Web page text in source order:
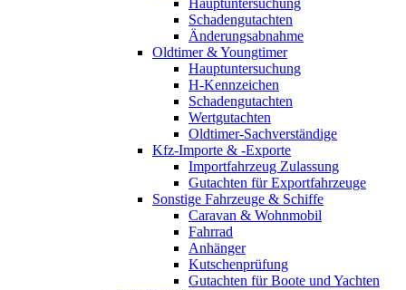
Schadengutachten
Änderungsabnahme
Oldtimer & Youngtimer
Hauptuntersuchung
H-Kennzeichen
Schadengutachten
Wertgutachten
Oldtimer-Sachverständige
Kfz-Importe & -Exporte
Importfahrzeug Zulassung
Gutachten für Exportfahrzeuge
Sonstige Fahrzeuge & Schiffe
Caravan & Wohnmobil
Fahrrad
Anhänger
Kutschenprüfung
Gutachten für Boote und Yachten